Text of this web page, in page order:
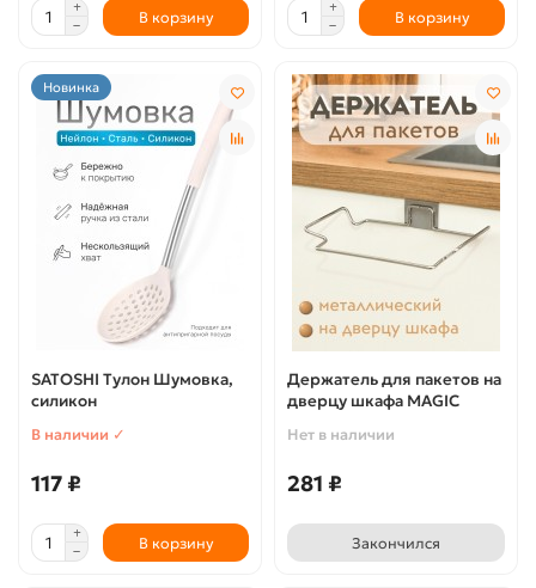
В корзину В корзину
Новинка
SATOSHI Тулон Шумовка,
силикон
В наличии ✓
117 ₽
В корзину
Держатель для пакетов на
дверцу шкафа MAGIC
Нет в наличии
281 ₽
Закончился